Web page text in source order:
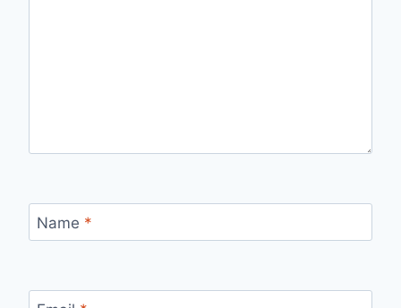
Name *